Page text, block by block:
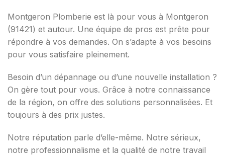
Montgeron Plomberie est là pour vous à Montgeron
(91421) et autour. Une équipe de pros est prête pour
répondre à vos demandes. On s’adapte à vos besoins
pour vous satisfaire pleinement.
Besoin d’un dépannage ou d’une nouvelle installation ?
On gère tout pour vous. Grâce à notre connaissance
de la région, on offre des solutions personnalisées. Et
toujours à des prix justes.
Notre réputation parle d’elle-même. Notre sérieux,
notre professionnalisme et la qualité de notre travail